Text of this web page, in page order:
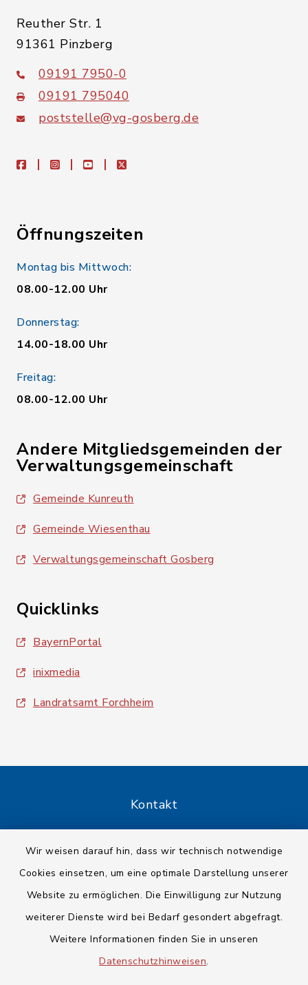
Wir weisen darauf hin, dass wir technisch notwendige
Cookies einsetzen, um eine optimale Darstellung unserer
Website zu ermöglichen. Die Einwilligung zur Nutzung
weiterer Dienste wird bei Bedarf gesondert abgefragt.
Weitere Informationen finden Sie in unseren
Datenschutzhinweisen.
Reuther Str. 1
91361 Pinzberg
09191 7950-0
09191 795040
poststelle@vg-gosberg.de
facebookinstagramyoutubeX
Öffnungszeiten
Montag bis Mittwoch:
08.00-12.00 Uhr
Donnerstag:
14.00-18.00 Uhr
Freitag:
08.00-12.00 Uhr
Andere Mitgliedsgemeinden der
Verwaltungsgemeinschaft
Gemeinde Kunreuth
Gemeinde Wiesenthau
Verwaltungsgemeinschaft Gosberg
Quicklinks
BayernPortal
inixmedia
Landratsamt Forchheim
Kontakt
Datenschutz
Impressum
Sitemap